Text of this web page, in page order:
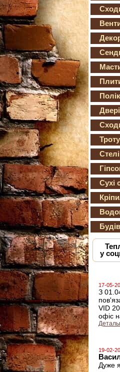
Двері
Стелі
Сухі
у
17-05-
З
VID
офіс
19-02-
Дуже